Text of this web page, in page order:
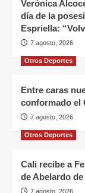
Verónica
día de la
Espriella:
7 agosto, 2026
Otros Deportes
Entre caras
conformado el
7 agosto, 2026
Otros Deportes
Cali recibe a
de Abelardo
7 agosto, 2026